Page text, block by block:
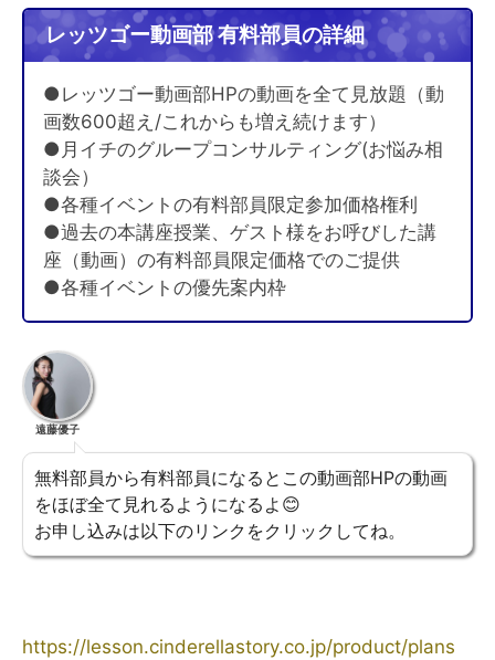
レッツゴー動画部 有料部員の詳細
●レッツゴー動画部HPの動画を全て見放題（動
画数600超え/これからも増え続けます）
●月イチのグループコンサルティング(お悩み相
談会）
●各種イベントの有料部員限定参加価格権利
●過去の本講座授業、ゲスト様をお呼びした講
座（動画）の有料部員限定価格でのご提供
●各種イベントの優先案内枠
遠藤優子
無料部員から有料部員になるとこの動画部HPの動画
をほぼ全て見れるようになるよ😊
お申し込みは以下のリンクをクリックしてね。
https://lesson.cinderellastory.co.jp/product/plans